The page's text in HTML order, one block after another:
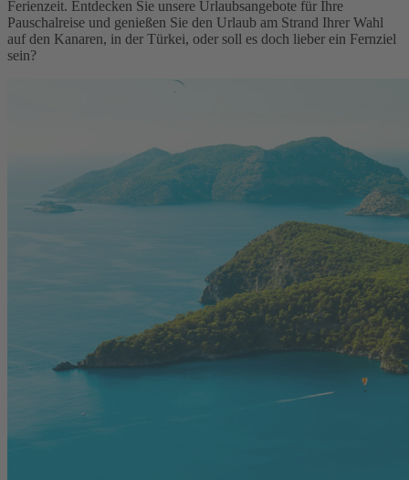
Ferienzeit. Entdecken Sie unsere Urlaubsangebote für Ihre
Pauschalreise und genießen Sie den Urlaub am Strand Ihrer Wahl
auf den Kanaren, in der Türkei, oder soll es doch lieber ein Fernziel
sein?